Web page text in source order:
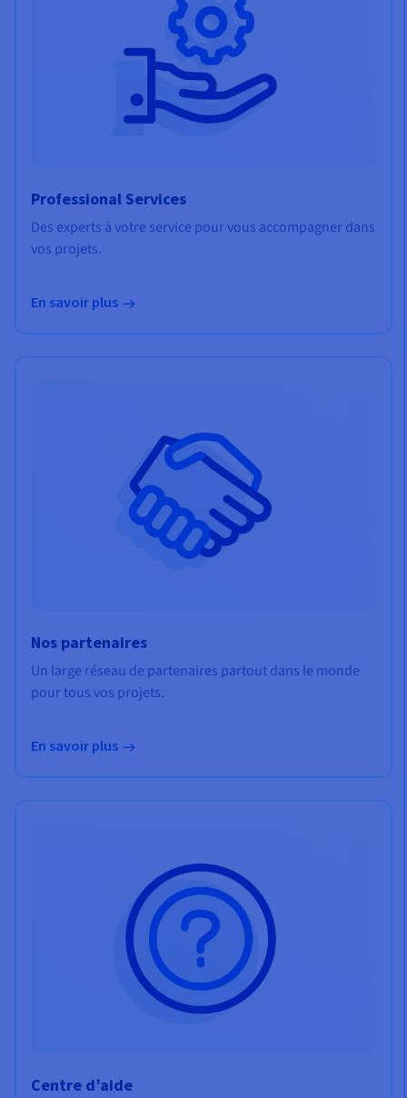
Professional Services
Des experts à votre service pour vous accompagner dans
vos projets.
En savoir plus
Nos partenaires
Un large réseau de partenaires partout dans le monde
pour tous vos projets.
En savoir plus
Centre d’aide